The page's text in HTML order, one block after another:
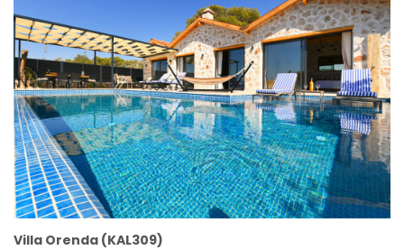
Rezervasyon
Villa Orenda (KAL309)